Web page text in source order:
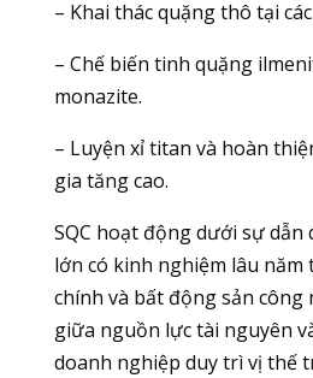
– Khai thác quặng thô tại
– Chế biến tinh quặng
monazite.
– Luyện xỉ titan và hoàn
gia tăng cao.
SQC hoạt động dưới sự dẫn
lớn có kinh nghiệm lâu
chính và bất động sản công
giữa nguồn lực tài nguyên
doanh nghiệp duy trì vị thế